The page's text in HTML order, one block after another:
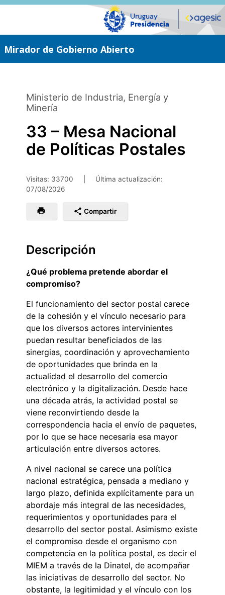
Saltar
Mirador de Gobierno Abierto
Ministerio de Industria, Energía y
Minería
33 – Mesa Nacional
de Políticas Postales
Visitas: 33700
Última actualización:
07/08/2026
Compartir
Descripción
¿Qué problema pretende abordar el
compromiso?
El funcionamiento del sector postal carece
de la cohesión y el vínculo necesario para
que los diversos actores intervinientes
puedan resultar beneficiados de las
sinergias, coordinación y aprovechamiento
de oportunidades que brinda en la
actualidad el desarrollo del comercio
electrónico y la digitalización. Desde hace
una década atrás, la actividad postal se
viene reconvirtiendo desde la
correspondencia hacia el envío de paquetes,
por lo que se hace necesaria esa mayor
articulación entre diversos actores.
A nivel nacional se carece una política
nacional estratégica, pensada a mediano y
largo plazo, definida explícitamente para un
abordaje más integral de las necesidades,
requerimientos y oportunidades para el
desarrollo del sector postal. Asimismo existe
el compromiso desde el organismo con
competencia en la política postal, es decir el
MIEM a través de la Dinatel, de acompañar
las iniciativas de desarrollo del sector. No
obstante, la legitimidad y el vínculo con los